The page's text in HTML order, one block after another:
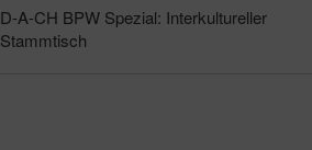
D-A-CH BPW Spezial: Interkultureller
Stammtisch